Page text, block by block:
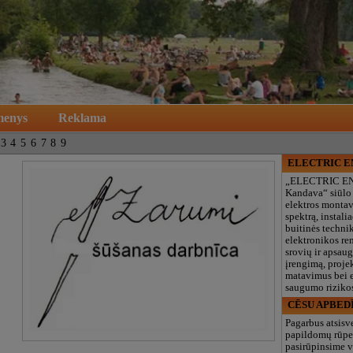
Reklama
3 4 5 6 7 8 9
ELECTRIC
„ELECTRIC
Kandava“
elektros
spektrą,
buitinės
elektronikos
srovių ir
įrengimą,
matavimus bei
saugumo
CĒSU
Pagarbus
papildomų
pasirūpinsime